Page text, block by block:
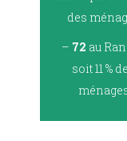
des
– 72 au
soit 11 %